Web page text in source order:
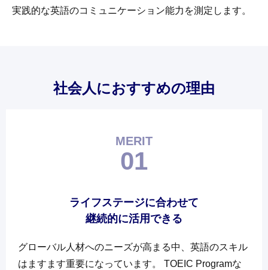
実践的な英語のコミュニケーション能力を測定します。
社会人におすすめの理由
MERIT
01
ライフステージに合わせて
継続的に活用できる
グローバル人材へのニーズが高まる中、英語のスキル
はますます重要になっています。 TOEIC Programな